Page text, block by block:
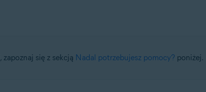
się z sekcją Nadal potrzebujesz pomocy? poniżej.